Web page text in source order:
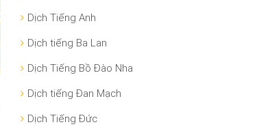
Dịch Tiếng Anh
Dịch tiếng Ba Lan
Dịch Tiếng Bồ Đào Nha
Dịch tiếng Đan Mạch
Dịch Tiếng Đức